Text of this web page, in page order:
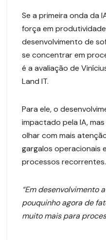
Se a primeira onda da
força em
desenvolvimento de
se concentrar em
é a avaliação de
Land IT.
Para ele, o
impactado pela IA,
olhar com mais
gargalos operacionais
processos recorrentes.
“Em desenvolvimento
pouquinho agora de
muito mais para